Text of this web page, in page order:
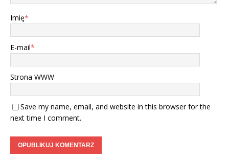
Imię*
E-mail*
Strona WWW
Save my name, email, and website in this browser for the
next time I comment.